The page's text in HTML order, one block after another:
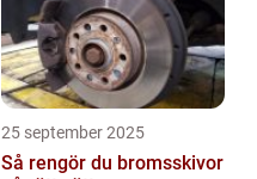
25 september 2025
Så rengör du bromsskivor